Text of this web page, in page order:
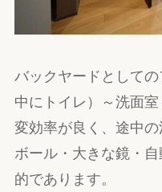
バックヤードとして
中にトイレ）～洗面
変効率が良く、途中
ボール・大きな鏡・
的であります。